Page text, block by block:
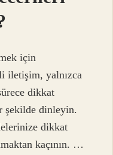
için
iletişim, yalnızca
dikkat
dinleyin.
dikkat
kaçının. …